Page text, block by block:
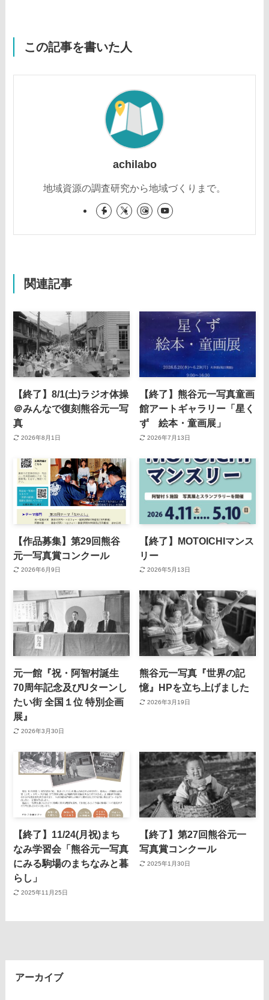
この記事を書いた人
achilabo
地域資源の調査研究から地域づくりまで。
関連記事
【終了】8/1(土)ラジオ体操
＠みんなで復刻熊谷元一写
真
2026年8月1日
【終了】熊谷元一写真童画
館アートギャラリー「星く
ず 絵本・童画展」
2026年7月13日
【作品募集】第29回熊谷
元一写真賞コンクール
2026年6月9日
【終了】MOTOICHIマンス
リー
2026年5月13日
元一館『祝・阿智村誕生
70周年記念及びUターンし
たい街 全国１位 特別企画
展』
2026年3月30日
熊谷元一写真『世界の記
憶』HPを立ち上げました
2026年3月19日
【終了】11/24(月祝)まち
なみ学習会「熊谷元一写真
にみる駒場のまちなみと暮
らし」
2025年11月25日
【終了】第27回熊谷元一
写真賞コンクール
2025年1月30日
アーカイブ